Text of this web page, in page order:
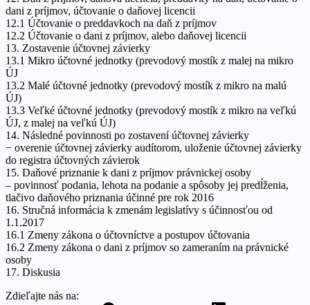
dani z príjmov, účtovanie o daňovej licencii
12.1 Účtovanie o preddavkoch na daň z príjmov
12.2 Účtovanie o dani z príjmov, alebo daňovej licencii
13. Zostavenie účtovnej závierky
13.1 Mikro účtovné jednotky (prevodový mostík z malej na mikro
ÚJ
13.2 Malé účtovné jednotky (prevodový mostík z mikro na malú
ÚJ)
13.3 Veľké účtovné jednotky (prevodový mostík z mikro na veľkú
ÚJ, z malej na veľkú ÚJ)
14. Následné povinnosti po zostavení účtovnej závierky
− overenie účtovnej závierky audítorom, uloženie účtovnej závierky
do registra účtovných závierok
15. Daňové priznanie k dani z príjmov právnickej osoby
– povinnosť podania, lehota na podanie a spôsoby jej predĺženia,
tlačivo daňového priznania účinné pre rok 2016
16. Stručná informácia k zmenám legislatívy s účinnosťou od
1.1.2017
16.1 Zmeny zákona o účtovníctve a postupov účtovania
16.2 Zmeny zákona o dani z príjmov so zameraním na právnické
osoby
17. Diskusia
Zdieľajte nás na: